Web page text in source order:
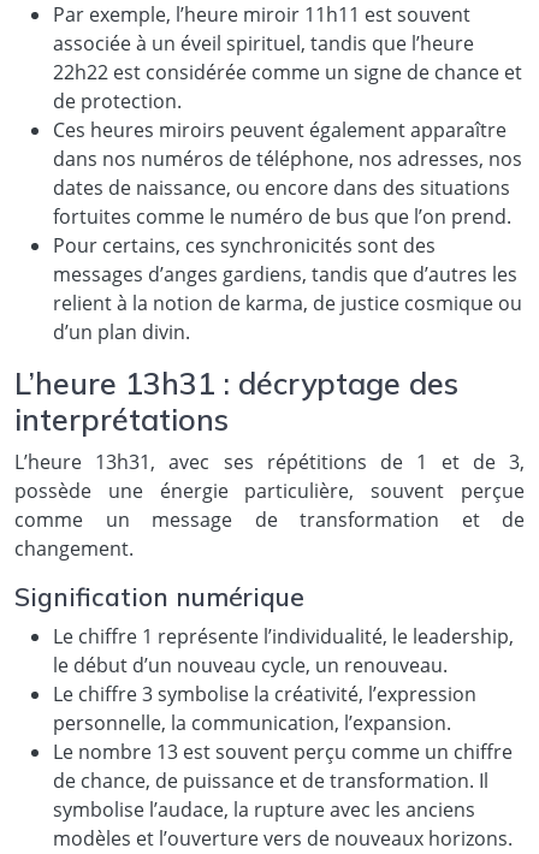
Par exemple, l’heure miroir 11h11 est souvent
associée à un éveil spirituel, tandis que l’heure
22h22 est considérée comme un signe de chance et
de protection.
Ces heures miroirs peuvent également apparaître
dans nos numéros de téléphone, nos adresses, nos
dates de naissance, ou encore dans des situations
fortuites comme le numéro de bus que l’on prend.
Pour certains, ces synchronicités sont des
messages d’anges gardiens, tandis que d’autres les
relient à la notion de karma, de justice cosmique ou
d’un plan divin.
L’heure 13h31 : décryptage des
interprétations
L’heure 13h31, avec ses répétitions de 1 et de 3,
possède une énergie particulière, souvent perçue
comme un message de transformation et de
changement.
Signification numérique
Le chiffre 1 représente l’individualité, le leadership,
le début d’un nouveau cycle, un renouveau.
Le chiffre 3 symbolise la créativité, l’expression
personnelle, la communication, l’expansion.
Le nombre 13 est souvent perçu comme un chiffre
de chance, de puissance et de transformation. Il
symbolise l’audace, la rupture avec les anciens
modèles et l’ouverture vers de nouveaux horizons.